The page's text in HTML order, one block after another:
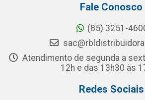
Fale Conosco
(85) 3251-
Atendimento de segunda a
12h e das 13h30 às
Redes Sociais